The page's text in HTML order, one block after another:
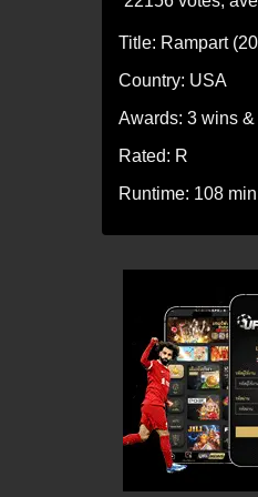
Title: Rampart
Country: USA
Awards: 3 wins
Rated: R
Runtime: 108 min